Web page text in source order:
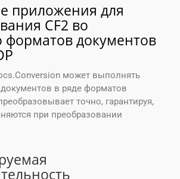
приложения для
CF2 во
форматов документов
может выполнять
в ряде форматов
точно, гарантируя,
при преобразовании